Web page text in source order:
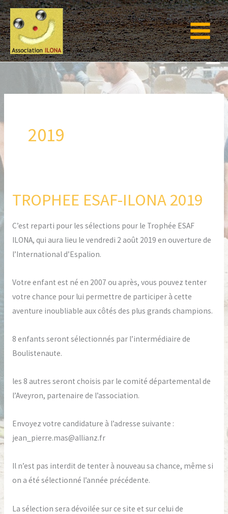
Aller
au
contenu
2019
TROPHEE ESAF-ILONA 2019
C’est reparti pour les sélections pour le Trophée ESAF
ILONA, qui aura lieu le vendredi 2 août 2019 en ouverture de
l’International d’Espalion.
Votre enfant est né en 2007 ou après, vous pouvez tenter
votre chance pour lui permettre de participer à cette
aventure inoubliable aux côtés des plus grands champions.
8 enfants seront sélectionnés par l’intermédiaire de
Boulistenaute.
les 8 autres seront choisis par le comité départemental de
l’Aveyron, partenaire de l’association.
Envoyez votre candidature à l’adresse suivante :
jean_pierre.mas@allianz.fr
Il n’est pas interdit de tenter à nouveau sa chance, même si
on a été sélectionné l’année précédente.
La sélection sera dévoilée sur ce site et sur celui de
TROPHEE
ILONA
2019